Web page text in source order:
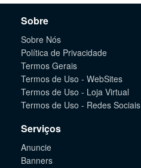
Sobre
Sobre Nós
Política de Privacidade
Termos Gerais
Termos de Uso - WebSites
Termos de Uso - Loja Virtual
Termos de Uso - Redes Sociais
Serviços
Anuncie
Banners